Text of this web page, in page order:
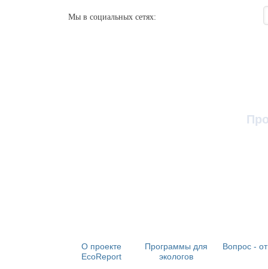
Мы в социальных сетях:
О проекте
EcoReport
Программы для
экологов
Вопрос -